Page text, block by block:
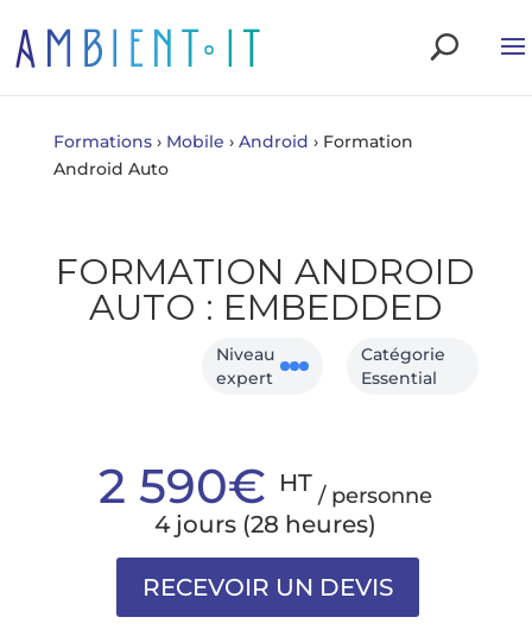
Formations › Mobile › Android › Formation
Android Auto
FORMATION ANDROID
AUTO : EMBEDDED
Niveau
expert
Catégorie
Essential
2 590€ HT / personne
4 jours (28 heures)